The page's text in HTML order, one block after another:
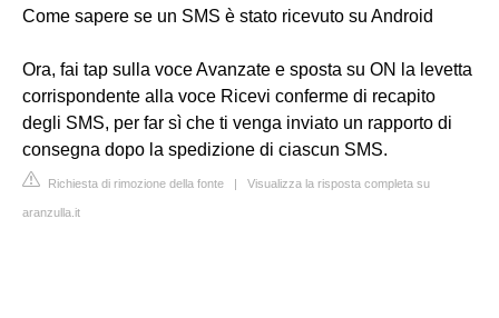
Come sapere se un SMS è stato ricevuto su Android
Ora, fai tap sulla voce Avanzate e sposta su ON la levetta
corrispondente alla voce Ricevi conferme di recapito
degli SMS, per far sì che ti venga inviato un rapporto di
consegna dopo la spedizione di ciascun SMS.
Richiesta di rimozione della fonte | Visualizza la risposta completa su
aranzulla.it